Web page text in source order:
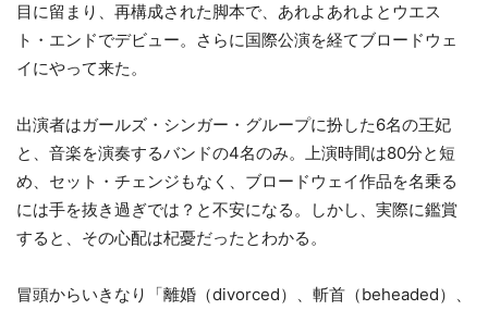
目に留まり、再構成された脚本で、あれよあれよとウエス
ト・エンドでデビュー。さらに国際公演を経てブロードウェ
イにやって来た。
出演者はガールズ・シンガー・グループに扮した6名の王妃
と、音楽を演奏するバンドの4名のみ。上演時間は80分と短
め、セット・チェンジもなく、ブロードウェイ作品を名乗る
には手を抜き過ぎでは？と不安になる。しかし、実際に鑑賞
すると、その心配は杞憂だったとわかる。
冒頭からいきなり「離婚（divorced）、斬首（beheaded）、